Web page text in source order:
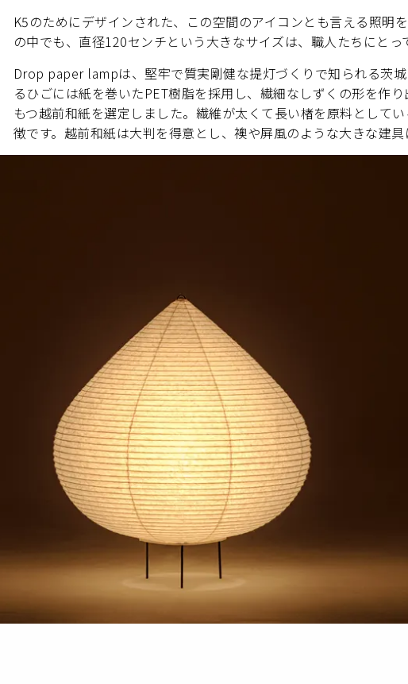
K5のためにデザインされた、この空間のアイコンとも言える照明
の中でも、直径120センチという大きなサイズは、職人たちにとっ
Drop paper lampは、堅牢で質実剛健な提灯づくりで知られる茨
るひごには紙を巻いたPET樹脂を採用し、繊細なしずくの形を作
もつ越前和紙を選定しました。繊維が太くて長い楮を原料として
徴です。越前和紙は大判を得意とし、襖や屏風のような大きな建具